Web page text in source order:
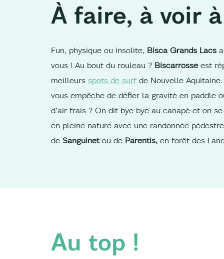
À faire, à voir
Fun, physique ou insolite, Bisca Grands Lacs
vous ! Au bout du rouleau ? Biscarrosse est
meilleurs spots de surf de Nouvelle
vous empêche de défier la gravité en paddle
d’air frais ? On dit bye bye au canapé et on
en pleine nature avec une randonnée
de Sanguinetou de Parentis, en forêt des
Au top !